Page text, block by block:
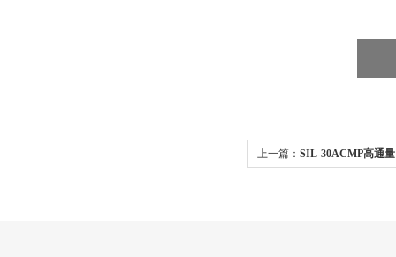
上一篇： SIL-30ACMP高通